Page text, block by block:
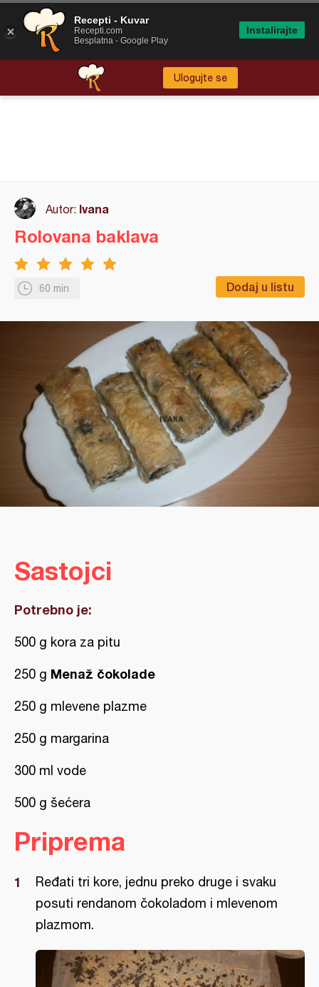
Ulogujte se
Autor: Ivana
60 min Dodaj u listu
Rolovana baklava
Sastojci
Potrebno je:
500 g kora za pitu
250 g Menaž čokolade
250 g mlevene plazme
250 g margarina
300 ml vode
500 g šećera
Priprema
Ređati tri kore, jednu preko druge i svaku
posuti rendanom čokoladom i mlevenom
plazmom.
Recepti - Kuvar
Recepti.com
Besplatna - Google Play
Instalirajte